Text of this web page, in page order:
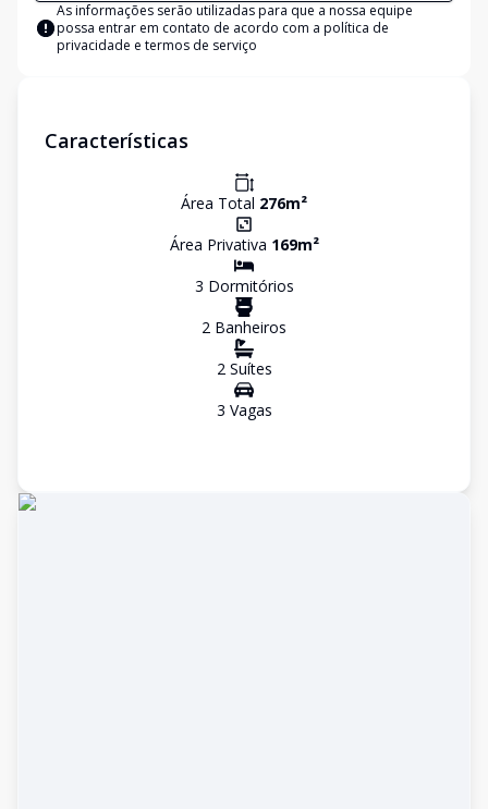
As informações serão utilizadas para que a nossa equipe
possa entrar em contato de acordo com a política de
privacidade e termos de serviço
Características
Área Total 276m²
Área Privativa 169m²
3 Dormitórios
2 Banheiros
2Suítes
3 Vagas